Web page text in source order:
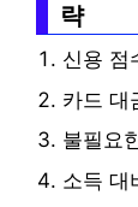
략
신용 점
카드 대
불필요
소득 대